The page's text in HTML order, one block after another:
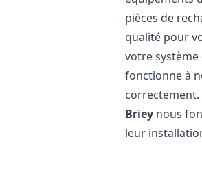
pièces de
qualité pour
votre système
fonctionne à
correctement.
Briey nous
leur